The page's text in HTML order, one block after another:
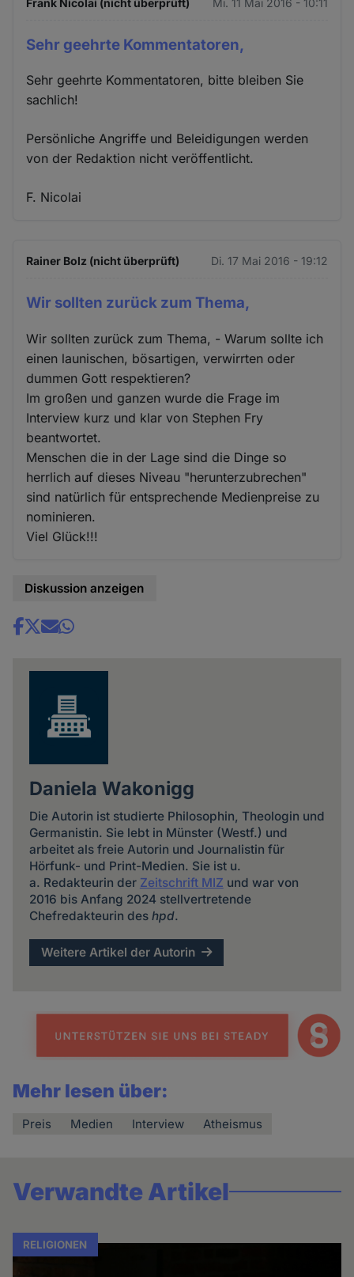
Sehr geehrte Kommentatoren,
Sehr geehrte Kommentatoren, bitte bleiben Sie
sachlich!
Persönliche Angriffe und Beleidigungen werden
von der Redaktion nicht veröffentlicht.
F. Nicolai
Rainer Bolz (nicht überprüft) Di. 17 Mai 2016 - 19:12
Wir sollten zurück zum Thema,
Wir sollten zurück zum Thema, - Warum sollte ich
einen launischen, bösartigen, verwirrten oder
dummen Gott respektieren?
Im großen und ganzen wurde die Frage im
Interview kurz und klar von Stephen Fry
beantwortet.
Menschen die in der Lage sind die Dinge so
herrlich auf dieses Niveau "herunterzubrechen"
sind natürlich für entsprechende Medienpreise zu
nominieren.
Viel Glück!!!
Diskussion anzeigen
Share
Daniela Wakonigg
Die Autorin ist studierte Philosophin, Theologin und
Germanistin. Sie lebt in Münster (Westf.) und
arbeitet als freie Autorin und Journalistin für
Hörfunk- und Print-Medien. Sie ist u.
a. Redakteurin der Zeitschrift MIZ und war von
2016 bis Anfang 2024 stellvertretende
Chefredakteurin des hpd.
Weitere Artikel der Autorin
Mehr lesen über:
Preis Medien Interview Atheismus
Verwandte Artikel
RELIGIONEN